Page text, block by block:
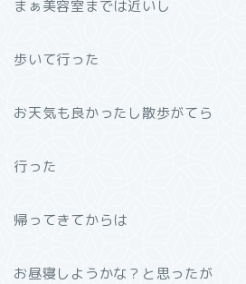
まぁ美容室までは近いし
歩いて行った
お天気も良かったし散歩がてら
行った
帰ってきてからは
お昼寝しようかな？と思ったが